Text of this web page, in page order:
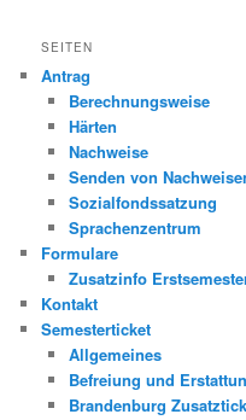
SEITEN
Antrag
Berechnungsweise
Härten
Nachweise
Senden von
Sozialfondssatzung
Sprachenzentrum
Formulare
Zusatzinfo
Kontakt
Semesterticket
Allgemeines
Befreiung und
Brandenburg